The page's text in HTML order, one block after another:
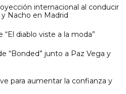
internacional al conducir
Nacho en Madrid
diablo viste a la moda”
“Bonded” junto a Paz Vega y
para aumentar la confianza y